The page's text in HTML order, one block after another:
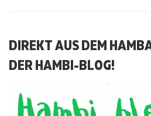
DIREKT AUS DEM
DER HAMBI-BLOG!